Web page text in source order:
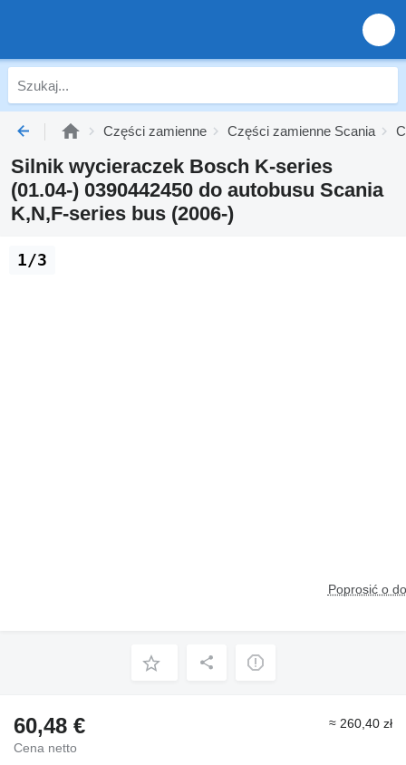
Części zamienne Części zamienne Scania
Silnik wycieraczek Bosch K-series
(01.04-) 0390442450 do autobusu Scania
K,N,F-series bus (2006-)
Poprosić o
1/3
60,48 €
Cena netto
≈ 260,40 zł